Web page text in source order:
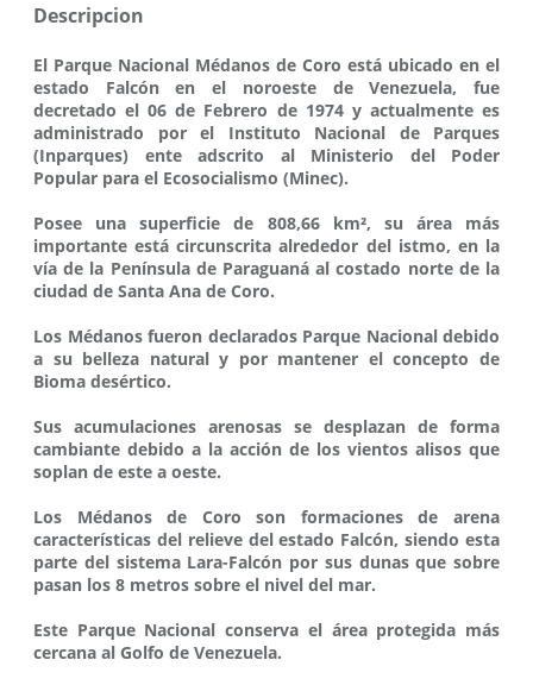
Descripcion
El Parque Nacional Médanos de Coro está ubicado en el
estado Falcón en el noroeste de Venezuela, fue
decretado el 06 de Febrero de 1974 y actualmente es
administrado por el Instituto Nacional de Parques
(Inparques) ente adscrito al Ministerio del Poder
Popular para el Ecosocialismo (Minec).
Posee una superficie de 808,66 km², su área más
importante está circunscrita alrededor del istmo, en la
vía de la Península de Paraguaná al costado norte de la
ciudad de Santa Ana de Coro.
Los Médanos fueron declarados Parque Nacional debido
a su belleza natural y por mantener el concepto de
Bioma desértico.
Sus acumulaciones arenosas se desplazan de forma
cambiante debido a la acción de los vientos alisos que
soplan de este a oeste.
Los Médanos de Coro son formaciones de arena
características del relieve del estado Falcón, siendo esta
parte del sistema Lara-Falcón por sus dunas que sobre
pasan los 8 metros sobre el nivel del mar.
Este Parque Nacional conserva el área protegida más
cercana al Golfo de Venezuela.